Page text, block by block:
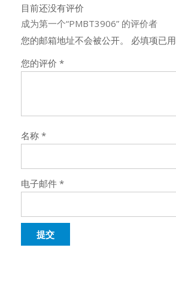
目前还没有评价
成为第一个“PMBT3906” 的评价者
您的邮箱地址不会被公开。
必填项已用
您的评价 *
名称 *
电子邮件 *